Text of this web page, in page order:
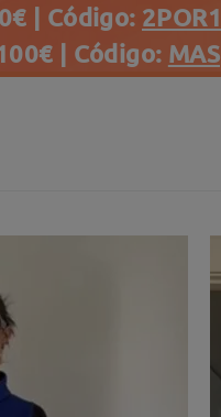
| Código: 2POR1
| Código: MAS